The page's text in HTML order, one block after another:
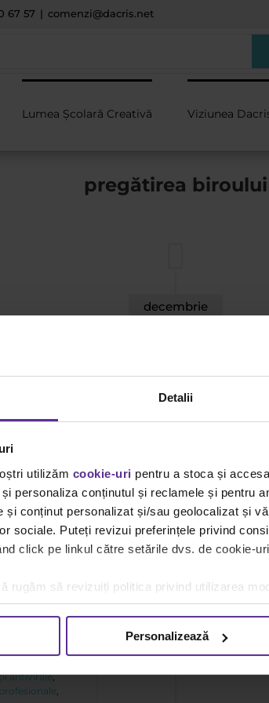
Detalii
utilizăm cookie-uri pentru a stoca și
personaliza conținutul și reclamele și pentru
și conținut personalizat și/sau geolocalizat și
sociale. Puteți revizui preferințele privind
click pe linkul către setările dvs. de cookie-
rugăm să revizuiți politica privind utilizarea
Personalizează
67 57 | comenzi@dacris.net
Lumea Școlară Creativă Viziunea
pregătirea biroului
decembrie
antivirale,
,